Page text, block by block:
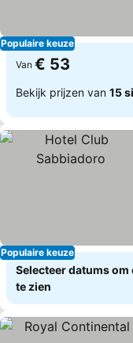
Populaire keuze
Van € 53
Bekijk prijzen van 15
Populaire keuze
Selecteer datums om
te zien